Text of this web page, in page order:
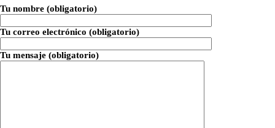
Tu nombre (obligatorio)
Tu correo electrónico (obligatorio)
Tu mensaje (obligatorio)